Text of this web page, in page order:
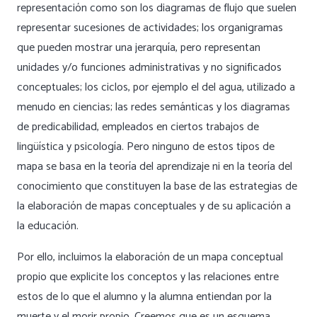
representación como son los diagramas de flujo que suelen
representar sucesiones de actividades; los organigramas
que pueden mostrar una jerarquía, pero representan
unidades y/o funciones administrativas y no significados
conceptuales; los ciclos, por ejemplo el del agua, utilizado a
menudo en ciencias; las redes semánticas y los diagramas
de predicabilidad, empleados en ciertos trabajos de
lingüística y psicología. Pero ninguno de estos tipos de
mapa se basa en la teoría del aprendizaje ni en la teoría del
conocimiento que constituyen la base de las estrategias de
la elaboración de mapas conceptuales y de su aplicación a
la educación.
Por ello, incluimos la elaboración de un mapa conceptual
propio que explicite los conceptos y las relaciones entre
estos de lo que el alumno y la alumna entiendan por la